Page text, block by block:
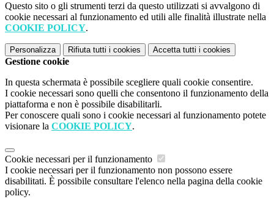
Questo sito o gli strumenti terzi da questo utilizzati si avvalgono di
cookie necessari al funzionamento ed utili alle finalità illustrate nella
COOKIE POLICY.
Personalizza Rifiuta tutti i cookies Accetta tutti i cookies
Gestione cookie
In questa schermata è possibile scegliere quali cookie consentire.
I cookie necessari sono quelli che consentono il funzionamento della
piattaforma e non è possibile disabilitarli.
Per conoscere quali sono i cookie necessari al funzionamento potete
visionare la COOKIE POLICY.
Cookie necessari per il funzionamento
I cookie necessari per il funzionamento non possono essere
disabilitati. È possibile consultare l'elenco nella pagina della cookie
policy.